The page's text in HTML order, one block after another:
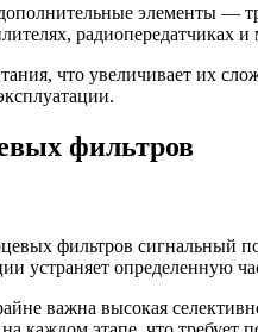
элементы —
радиопередатчиках
что увеличивает их
фильтров
фильтров сигнальный
устраняет определенную
важна высокая